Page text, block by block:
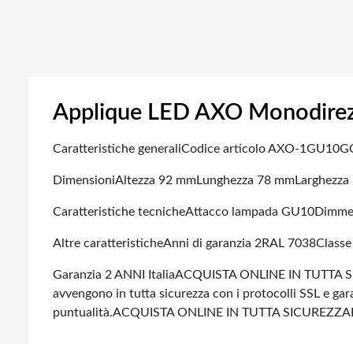
Applique LED AXO
Caratteristiche generaliCodice articolo AXO-1GU10G
DimensioniAltezza 92 mmLunghezza 78 mm
Caratteristiche tecnicheAttacco lampada GU10
Altre caratteristicheAnni di garanzia 2 RAL 7038
Garanzia 2 ANNI ItaliaACQUISTA ONLINE IN TUTTA
avvengono in tutta sicurezza con i protocolli SSL e
puntualità.ACQUISTA ONLINE IN TUTTA SICUREZZA